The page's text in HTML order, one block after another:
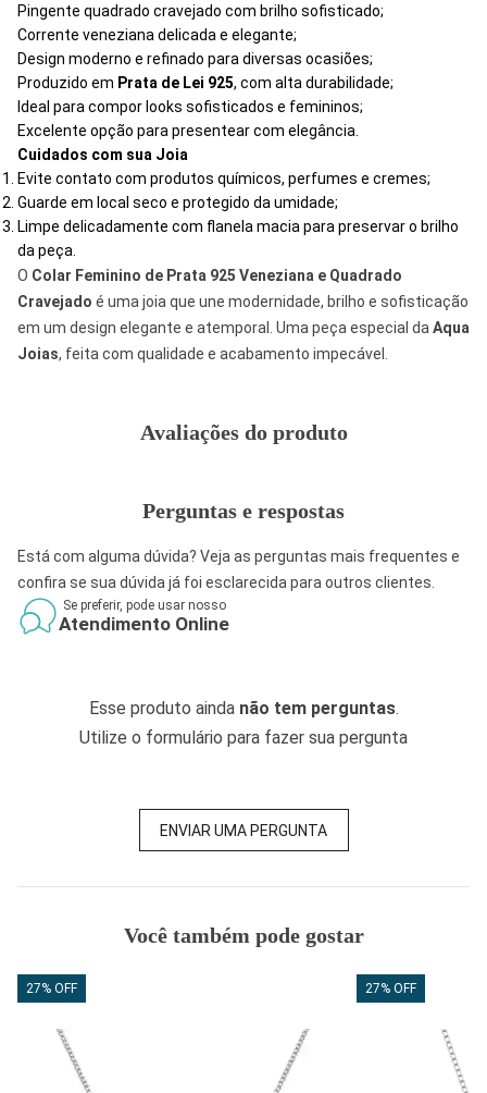
Pingente quadrado cravejado com brilho sofisticado;
Corrente veneziana delicada e elegante;
Design moderno e refinado para diversas ocasiões;
Produzido em Prata de Lei 925, com alta durabilidade;
Ideal para compor looks sofisticados e femininos;
Excelente opção para presentear com elegância.
Cuidados com sua Joia
Evite contato com produtos químicos, perfumes e cremes;
Guarde em local seco e protegido da umidade;
Limpe delicadamente com flanela macia para preservar o brilho
da peça.
O Colar Feminino de Prata 925 Veneziana e Quadrado
Cravejado é uma joia que une modernidade, brilho e sofisticação
em um design elegante e atemporal. Uma peça especial da Aqua
Joias, feita com qualidade e acabamento impecável.
Avaliações do produto
Perguntas e respostas
Está com alguma dúvida? Veja as perguntas mais frequentes e
confira se sua dúvida já foi esclarecida para outros clientes.
Se preferir, pode usar nosso
Atendimento Online
Esse produto ainda não tem perguntas.
Utilize o formulário para fazer sua pergunta
ENVIAR UMA PERGUNTA
Você também pode gostar
27% OFF 27% OFF